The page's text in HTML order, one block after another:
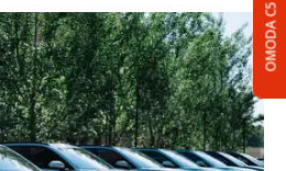
OMODA C5